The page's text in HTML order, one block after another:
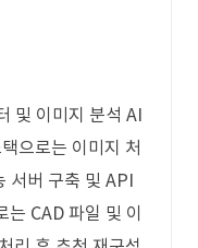
및 이미지 분석 AI
으로는 이미지 처
서버 구축 및 API
CAD 파일 및 이